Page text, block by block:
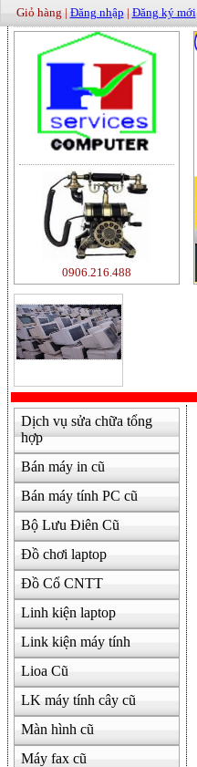
Giỏ hàng | Đăng nhập | Đăng ký mới
0906.216.488
Dịch vụ sửa chữa tổng
hợp
Bán máy in cũ
Bán máy tính PC cũ
Bộ Lưu Điên Cũ
Đồ chơi laptop
Đồ Cổ CNTT
Linh kiện laptop
Link kiện máy tính
Lioa Cũ
LK máy tính cây cũ
Màn hình cũ
Máy fax cũ